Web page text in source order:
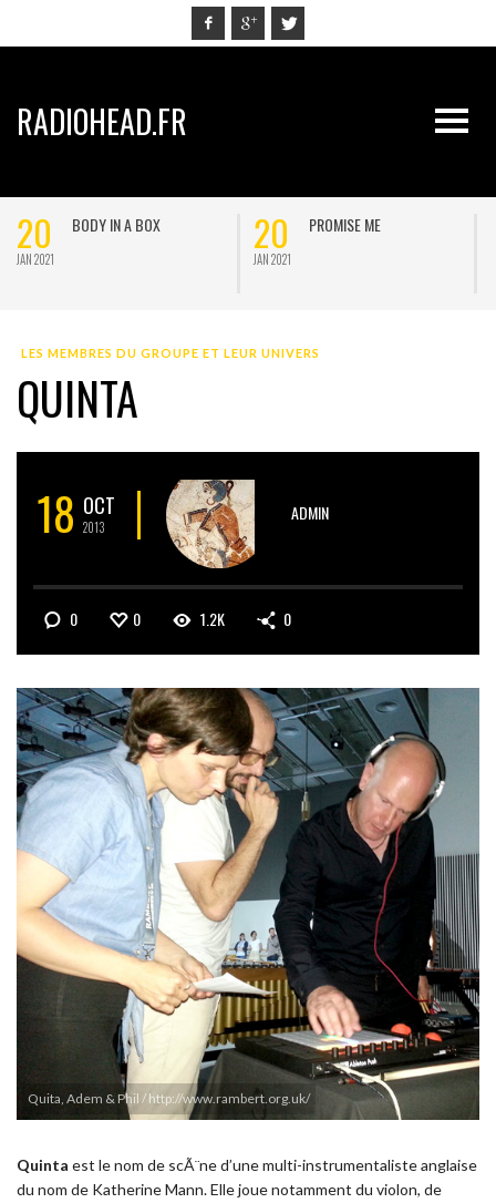
RADIOHEAD.FR
20
JAN 2021
BODY IN A BOX 20
JAN 2021
PROMISE ME
LES MEMBRES DU GROUPE ET LEUR UNIVERS
QUINTA
18 OCT
2013
ADMIN
0 0 1.2K 0
Quita, Adem & Phil / http://www.rambert.org.uk/
Quinta est le nom de scÃ¨ne d’une multi-instrumentaliste anglaise
du nom de Katherine Mann. Elle joue notamment du violon, de